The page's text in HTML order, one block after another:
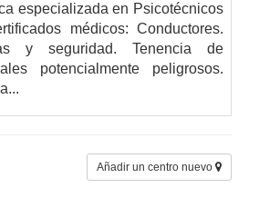
especializada en Psicotécnicos
médicos: Conductores.
y seguridad. Tenencia de
potencialmente peligrosos.
Añadir un centro nuevo